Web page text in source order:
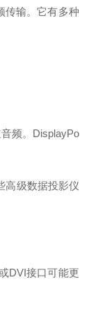
传输。它有多种
频。DisplayPo
高级数据投影仪
DVI接口可能更